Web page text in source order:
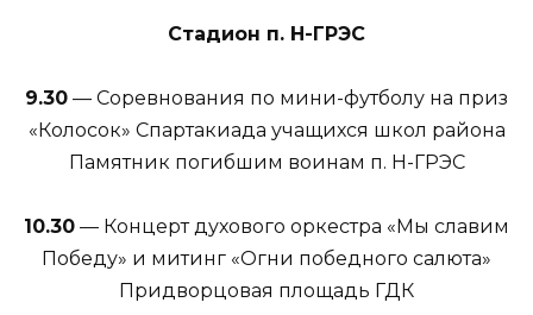
Стадион п. Н-ГРЭС
9.30 — Соревнования по мини-футболу на приз
«Колосок» Спартакиада учащихся школ района
Памятник погибшим воинам п. Н-ГРЭС
10.30 — Концерт духового оркестра «Мы славим
Победу» и митинг «Огни победного салюта»
Придворцовая площадь ГДК